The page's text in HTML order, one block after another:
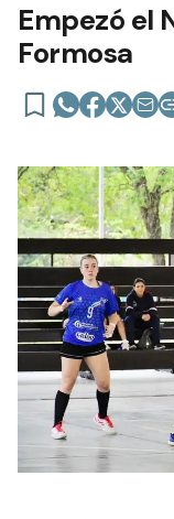
Empezó el
Formosa